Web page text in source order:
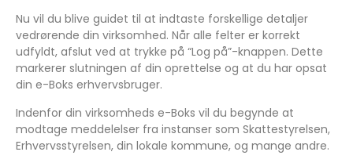
Nu vil du blive guidet til at indtaste forskellige detaljer
vedrørende din virksomhed. Når alle felter er korrekt
udfyldt, afslut ved at trykke på “Log på”-knappen. Dette
markerer slutningen af din oprettelse og at du har opsat
din e-Boks erhvervsbruger.
Indenfor din virksomheds e-Boks vil du begynde at
modtage meddelelser fra instanser som Skattestyrelsen,
Erhvervsstyrelsen, din lokale kommune, og mange andre.